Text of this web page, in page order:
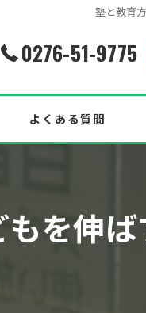
塾と教育
0276-51-9775
よくある質問
を伸